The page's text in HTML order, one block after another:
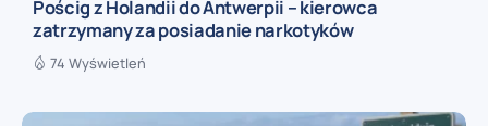
Pościg z Holandii do Antwerpii – kierowca
zatrzymany za posiadanie narkotyków
74 Wyświetleń